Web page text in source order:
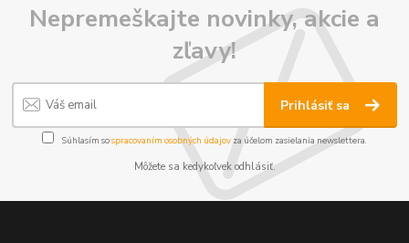
Nepremeškajte novinky, akcie a
zľavy!
Prihlásiť sa
Súhlasím sospracovaním osobných údajov za účelom zasielania newslettera.
Môžete sa kedykoľvek odhlásiť.